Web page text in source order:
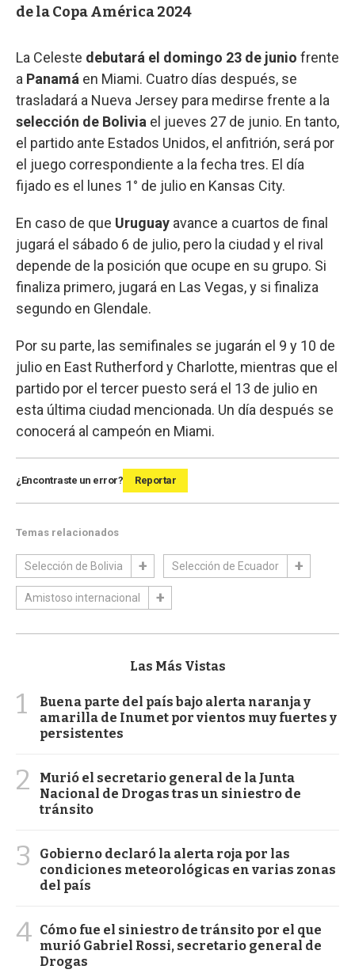
de la Copa América 2024
La Celeste debutará el domingo 23 de junio frente
a Panamá en Miami. Cuatro días después, se
trasladará a Nueva Jersey para medirse frente a la
selección de Bolivia el jueves 27 de junio. En tanto,
el partido ante Estados Unidos, el anfitrión, será por
el juego correspondiente a la fecha tres. El día
fijado es el lunes 1° de julio en Kansas City.
En caso de que Uruguay avance a cuartos de final
jugará el sábado 6 de julio, pero la ciudad y el rival
depende de la posición que ocupe en su grupo. Si
finaliza primero, jugará en Las Vegas, y si finaliza
segundo en Glendale.
Por su parte, las semifinales se jugarán el 9 y 10 de
julio en East Rutherford y Charlotte, mientras que el
partido por el tercer puesto será el 13 de julio en
esta última ciudad mencionada. Un día después se
conocerá al campeón en Miami.
¿Encontraste un error? Reportar
Temas relacionados
Selección de Bolivia Selección de Ecuador
Amistoso internacional
Las Más Vistas
1
Buena parte del país bajo alerta naranja y
amarilla de Inumet por vientos muy fuertes y
persistentes
2
Murió el secretario general de la Junta
Nacional de Drogas tras un siniestro de
tránsito
3
Gobierno declaró la alerta roja por las
condiciones meteorológicas en varias zonas
del país
4 Cómo fue el siniestro de tránsito por el que
murió Gabriel Rossi, secretario general de
Drogas